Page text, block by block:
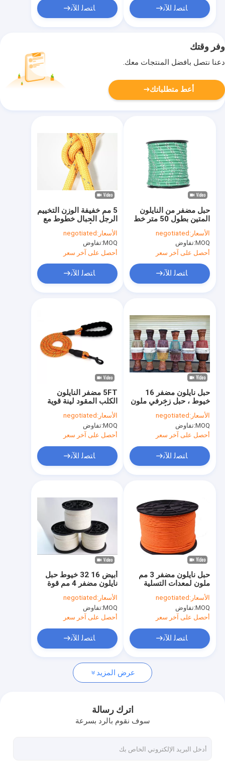
منتجات
معلومات عنا
جولة في المعمل
حبل نايلون مضفر
حبل مضفر من مادة البولي بروبيلين
حبل خيمة عاكس
ﺎﺘﺼﻟ ﺍﻶﻧ ﺎﺘﺼﻟ ﺍﻶﻧ
وفر وقتك
دعنا نتصل بأفضل المنتجات معك.
أعط متطلباتك
5 مم خفيفة الوزن التخييم
الرجل الحبال خطوط مع
الموتر الألومنيوم
الأسعار: negotiated
MOQ: تفاوض
أحصل على آخر سعر
ﺎﺘﺼﻟ ﺍﻶﻧ
حبل مضفر من النايلون
المتين بطول 50 متر خط
عاكس للرجل للخارجية
الأسعار: negotiated
MOQ: تفاوض
أحصل على آخر سعر
ﺎﺘﺼﻟ ﺍﻶﻧ
5FT مضفر النايلون
الكلب المقود لينة قوية
الكلب يؤدي 48 خيوط
الأسعار: negotiated
MOQ: تفاوض
أحصل على آخر سعر
ﺎﺘﺼﻟ ﺍﻶﻧ
حبل نايلون مضفر 16
خيوط ، حبل زخرفي ملون
الأسعار: negotiated
MOQ: تفاوض
أحصل على آخر سعر
ﺎﺘﺼﻟ ﺍﻶﻧ
أبيض 16 32 خيوط حبل
نايلون مضفر 4 مم قوة
عالية
الأسعار: negotiated
MOQ: تفاوض
أحصل على آخر سعر
ﺎﺘﺼﻟ ﺍﻶﻧ
حبل نايلون مضفر 3 مم
ملون لمعدات التسلية
الأسعار: negotiated
MOQ: تفاوض
أحصل على آخر سعر
ﺎﺘﺼﻟ ﺍﻶﻧ
عرض المزيد
اترك رسالة
سوف نقوم بالرد بسرعة